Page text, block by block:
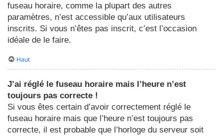
fuseau horaire, comme la plupart des autres
paramètres, n’est accessible qu’aux utilisateurs
inscrits. Si vous n’êtes pas inscrit, c’est l’occasion
idéale de le faire.
Haut
J’ai réglé le fuseau horaire mais l’heure n’est
toujours pas correcte !
Si vous êtes certain d’avoir correctement réglé le
fuseau horaire mais que l’heure n’est toujours pas
correcte, il est probable que l’horloge du serveur soit